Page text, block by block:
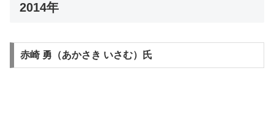
2014年
赤崎 勇（あかさき いさむ）氏